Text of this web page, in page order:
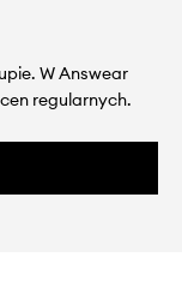
W Answear
regularnych.